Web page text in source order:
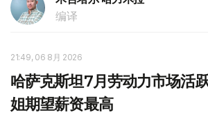
编译
21:49, 06 8月 2026
哈萨克斯坦7月劳动力市场活
姐期望薪资最高